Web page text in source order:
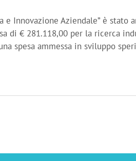
Innovazione Aziendale” è stato
di € 281.118,00 per la ricerca
spesa ammessa in sviluppo